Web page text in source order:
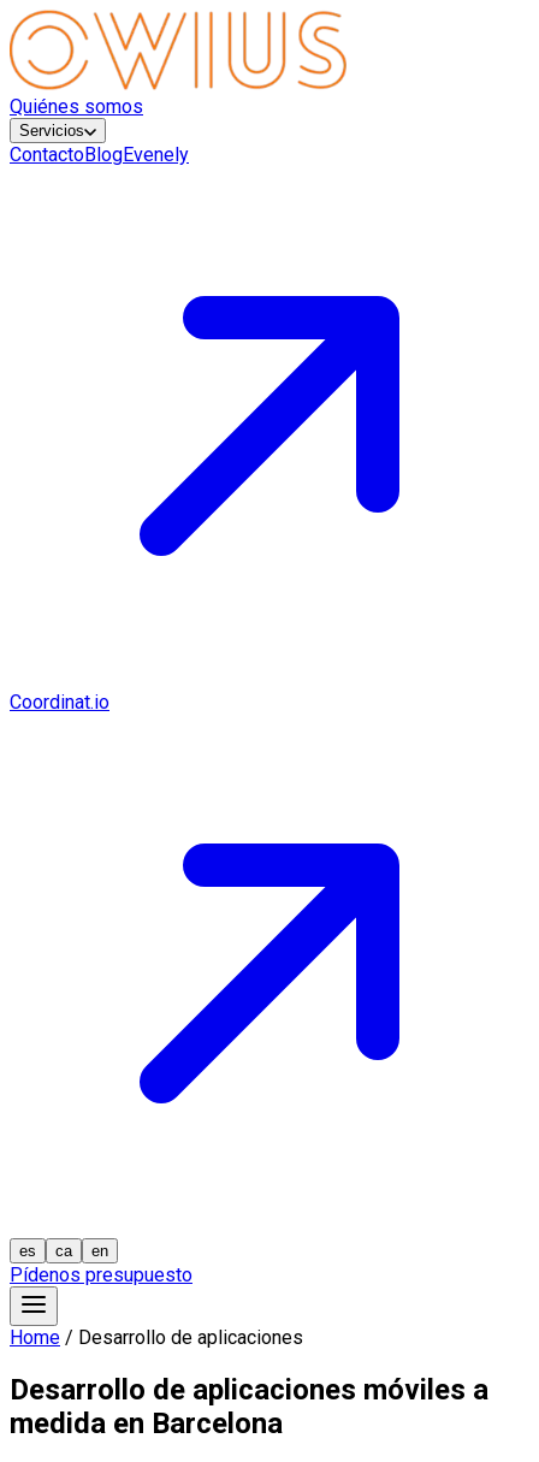
Quiénes somos
Servicios
ContactoBlogEvenely
Coordinat.io
es ca en
Pídenos presupuesto
Home / Desarrollo de aplicaciones
Desarrollo de aplicaciones móviles a
medida en Barcelona